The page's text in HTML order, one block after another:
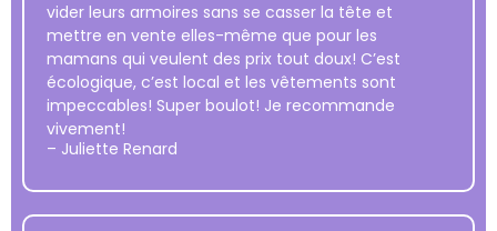
vider leurs armoires sans se casser la tête et
mettre en vente elles-même que pour les
mamans qui veulent des prix tout doux! C’est
écologique, c’est local et les vêtements sont
impeccables! Super boulot! Je recommande
vivement!
– Juliette Renard